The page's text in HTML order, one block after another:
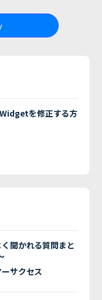
を修正する方
く聞かれる質問まと
サクセス